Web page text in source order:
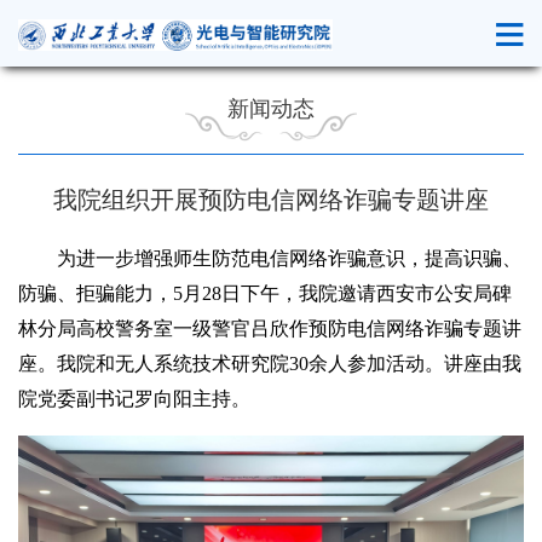
新闻动态
我院组织开展预防电信网络诈骗专题讲座
为进一步增强师生防范电信网络诈骗意识，提高识骗、
防骗、拒骗能力，5月28日下午，我院邀请西安市公安局碑
林分局高校警务室一级警官吕欣作预防电信网络诈骗专题讲
座。 我院和无人系统技术研究院30余人参加活动。讲座由我
院党委副书记罗向阳主持。